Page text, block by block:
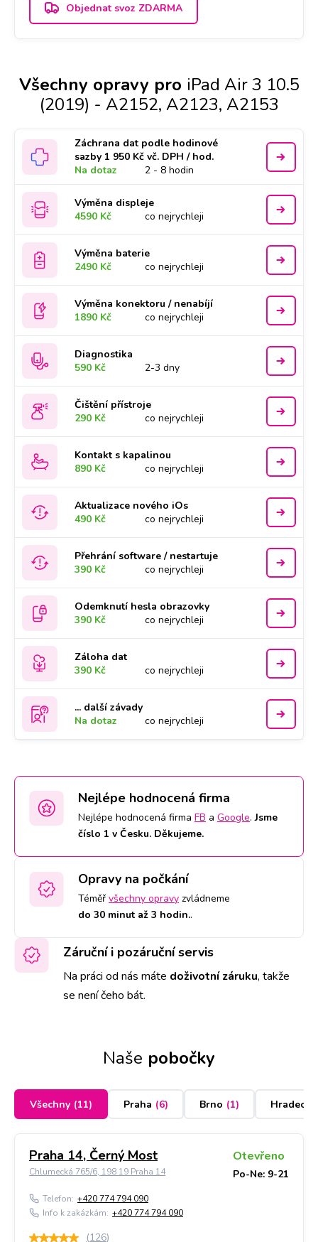
Objednat svoz ZDARMA
Všechny opravy pro iPad Air 3 10.5
(2019) - A2152, A2123, A2153
Záchrana dat podle hodinové
sazby 1 950 Kč vč. DPH / hod.
Na dotaz
2 - 8 hodin
Výměna displeje
4590 Kč
co nejrychleji
Výměna baterie
2490 Kč
co nejrychleji
Výměna konektoru / nenabíjí
1890 Kč
co nejrychleji
Diagnostika
590 Kč
2-3 dny
Čištění přístroje
290 Kč
co nejrychleji
Kontakt s kapalinou
890 Kč
co nejrychleji
Aktualizace nového iOs
490 Kč
co nejrychleji
Přehrání software / nestartuje
390 Kč
co nejrychleji
Odemknutí hesla obrazovky
390 Kč
co nejrychleji
Záloha dat
390 Kč
co nejrychleji
... další závady
Na dotaz
co nejrychleji
Nejlépe hodnocená firma
Nejlépe hodnocená firma FB a Google.Jsme
číslo 1 v Česku. Děkujeme.
Opravy na počkání
Téměř všechny opravy zvládneme
do 30 minut až 3 hodin..
Záruční i pozáruční servis
Na práci od nás máte doživotní záruku, takže
se není čeho bát.
Naše pobočky
Všechny (11) Praha (6) Brno (1) Hradec
Praha 14, Černý Most
Chlumecká 765/6, 198 19 Praha 14
Otevřeno
Po-Ne: 9-21
Telefon: +420 774 794 090
Info k zakázkám: +420 774 794 090
(126)